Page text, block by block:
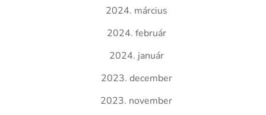
2024. március
2024. február
2024. január
2023. december
2023. november